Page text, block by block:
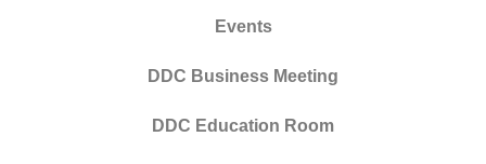
Events
DDC Business Meeting
DDC Education Room